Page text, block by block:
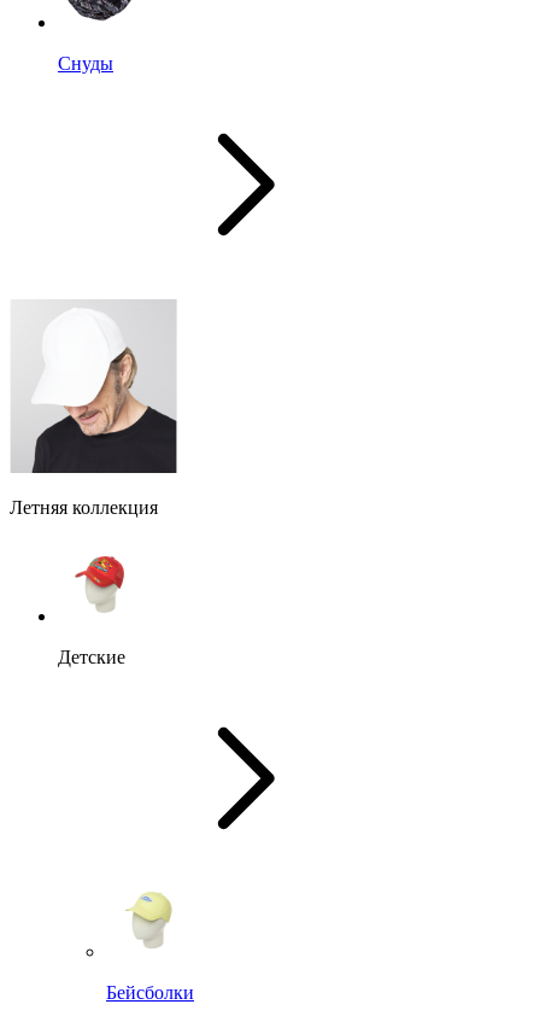
Снуды
Летняя коллекция
Детские
Бейсболки